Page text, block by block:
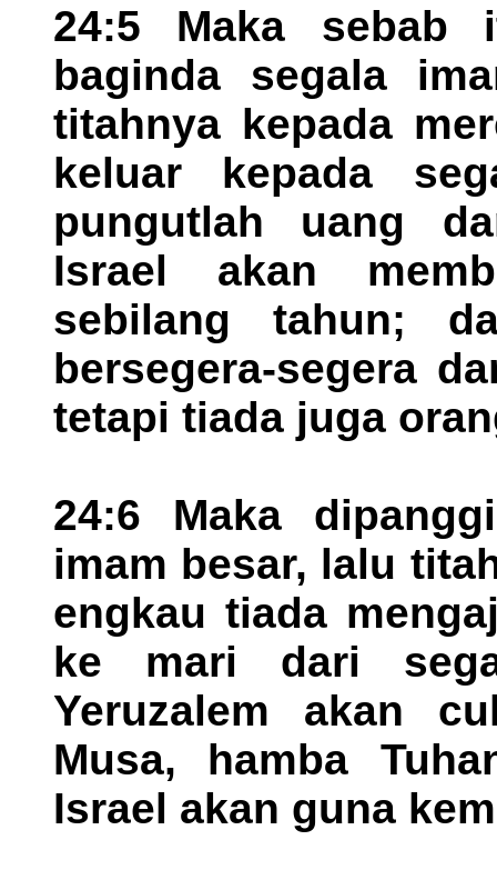
24:5 Maka sebab
baginda segala
titahnya kepada
keluar kepada
pungutlah uang
Israel akan
sebilang tahun;
bersegera-segera
tetapi tiada juga
24:6 Maka
imam besar, lalu
engkau tiada
ke mari dari
Yeruzalem akan
Musa, hamba
Israel akan guna